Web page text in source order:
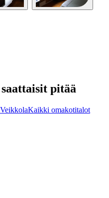
pitää
Kaikki omakotitalot